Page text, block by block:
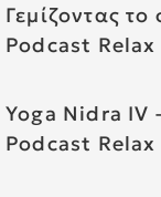
Γεμίζοντας
Podcast Relax
Yoga Nidra IV
Podcast Relax